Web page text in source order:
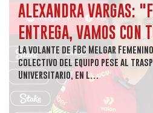
ALEXANDRA VARGAS:
ENTREGA, VAMOS CON
La volante de FBC Melgar
colectivo del equipo pese al
Universitario, en l…